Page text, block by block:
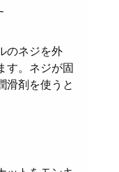
のネジを外
す。ネジが固
滑剤を使うと